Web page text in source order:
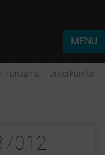
MENU
› Tansania › Unterkünfte